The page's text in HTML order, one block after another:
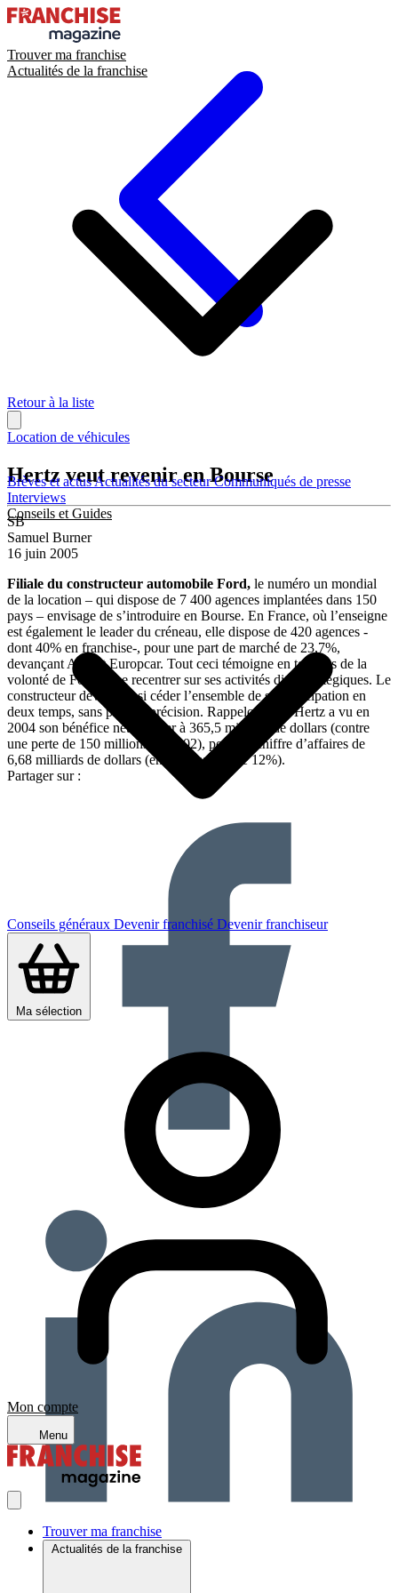
Trouver ma franchise
Actualités de la franchise
Brèves et actusActualités du secteurCommuniqués de presse
Interviews
Conseils et Guides
Conseils généraux Devenir franchisé Devenir franchiseur
Ma sélection
Mon compte
Menu
Trouver ma franchise
Actualités de la franchise
Retour à la liste
Location de véhicules
Hertz veut revenir en Bourse
SB
Samuel Burner
16 juin 2005
Filiale du constructeur automobile Ford, le numéro un mondial
de la location – qui dispose de 7 400 agences implantées dans 150
pays – envisage de s’introduire en Bourse. En France, où l’enseigne
est également le leader du créneau, elle dispose de 420 agences -
dont 40% en franchise-, pour une part de marché de 23,7%,
devançant Avis et Europcar. Tout ceci témoigne en tout cas de la
volonté de Ford de se recentrer sur ses activités dites stratégiques. Le
constructeur devrait ainsi céder l’ensemble de sa participation en
deux temps, sans plus de précision. Rappelons que Hertz a vu en
2004 son bénéfice net doubler à 365,5 millions de dollars (contre
une perte de 150 millions en 2002), pour un chiffre d’affaires de
6,68 milliards de dollars (en progression de 12%).
Partager sur :